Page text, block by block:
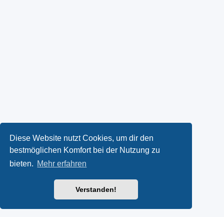
Diese Website nutzt Cookies, um dir den
bestmöglichen Komfort bei der Nutzung zu
bieten. Mehr erfahren
Verstanden!